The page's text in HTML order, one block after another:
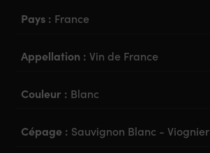
Pays : France
Appellation :Vin de France
Couleur : Blanc
Cépage : Sauvignon Blanc - Viognier